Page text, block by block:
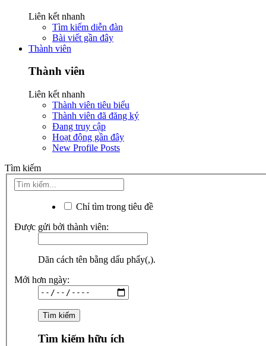
Liên kết nhanh
Tìm kiếm diễn đàn
Bài viết gần đây
Thành viên
Thành viên
Liên kết nhanh
Thành viên tiêu biểu
Thành viên đã đăng ký
Đang truy cập
Hoạt động gần đây
New Profile Posts
Tìm kiếm
Chỉ tìm trong tiêu đề
Được gửi bởi thành viên:
Dãn cách tên bằng dấu phẩy(,).
Mới hơn ngày:
Tìm kiếm hữu ích